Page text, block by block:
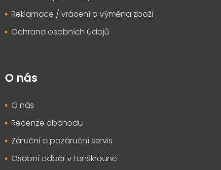
Reklamace / vrácení a výměna zboží
Ochrana osobních údajů
O nás
O nás
Recenze obchodu
Záruční a pozáruční servis
Osobní odběr v Lanškrouně